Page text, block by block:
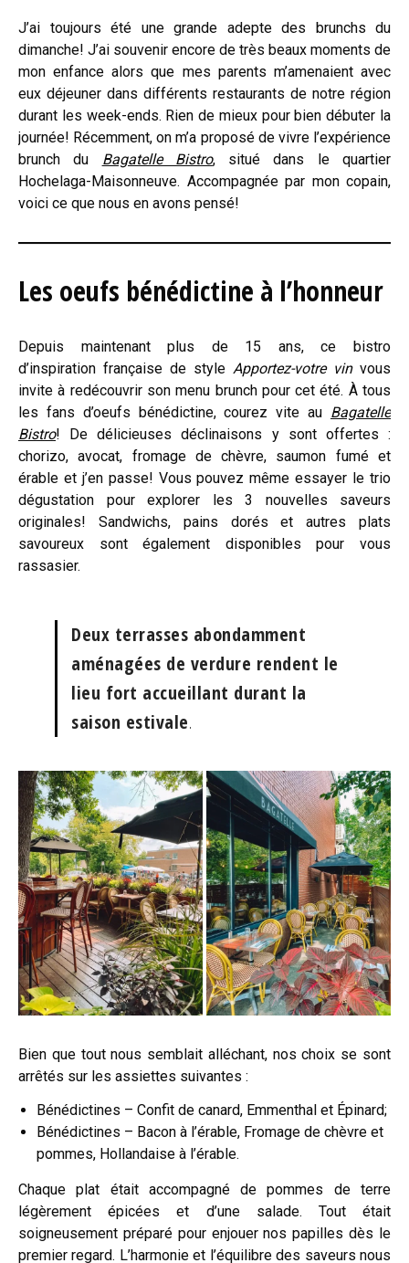
J’ai toujours été une grande adepte des brunchs du
dimanche! J’ai souvenir encore de très beaux moments de
mon enfance alors que mes parents m’amenaient avec
eux déjeuner dans différents restaurants de notre région
durant les week-ends. Rien de mieux pour bien débuter la
journée! Récemment, on m’a proposé de vivre l’expérience
brunch du Bagatelle Bistro, situé dans le quartier
Hochelaga-Maisonneuve. Accompagnée par mon copain,
voici ce que nous en avons pensé!
Les oeufs bénédictine à l’honneur
Depuis maintenant plus de 15 ans, ce bistro
d’inspiration française de style Apportez-votre vinvous
invite à redécouvrir son menu brunch pour cet été. À tous
les fans d’oeufs bénédictine, courez vite au Bagatelle
Bistro! De délicieuses déclinaisons y sont offertes :
chorizo, avocat, fromage de chèvre, saumon fumé et
érable et j’en passe! Vous pouvez même essayer le trio
dégustation pour explorer les 3 nouvelles saveurs
originales! Sandwichs, pains dorés et autres plats
savoureux sont également disponibles pour vous
rassasier.
Deux terrasses abondamment
aménagées de verdure rendent le
lieu fort accueillant durant la
saison estivale.
Bien que tout nous semblait alléchant, nos choix se sont
arrêtés sur les assiettes suivantes :
Bénédictines – Confit de canard, Emmenthal et Épinard;
Bénédictines – Bacon à l’érable, Fromage de chèvre et
pommes, Hollandaise à l’érable.
Chaque plat était accompagné de pommes de terre
légèrement épicées et d’une salade. Tout était
soigneusement préparé pour enjouer nos papilles dès le
premier regard. L’harmonie et l’équilibre des saveurs nous